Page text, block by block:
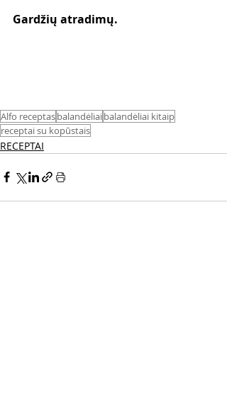
Gardžių atradimų.
Alfo receptasbalandėliaibalandėliai kitaip
receptai su kopūstais
RECEPTAI